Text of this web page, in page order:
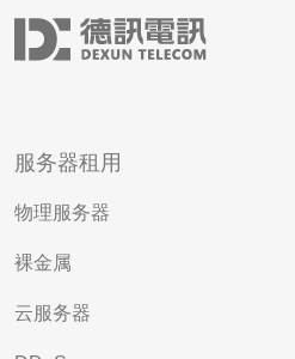
服务器租用
物理服务器
裸金属
云服务器